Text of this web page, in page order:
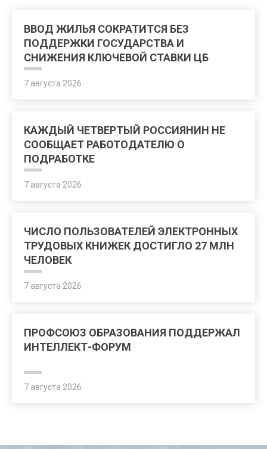
ВВОД ЖИЛЬЯ СОКРАТИТСЯ БЕЗ
ПОДДЕРЖКИ ГОСУДАРСТВА И
СНИЖЕНИЯ КЛЮЧЕВОЙ СТАВКИ ЦБ
7 августа 2026
КАЖДЫЙ ЧЕТВЕРТЫЙ РОССИЯНИН НЕ
СООБЩАЕТ РАБОТОДАТЕЛЮ О
ПОДРАБОТКЕ
7 августа 2026
ЧИСЛО ПОЛЬЗОВАТЕЛЕЙ ЭЛЕКТРОННЫХ
ТРУДОВЫХ КНИЖЕК ДОСТИГЛО 27 МЛН
ЧЕЛОВЕК
7 августа 2026
ПРОФСОЮЗ ОБРАЗОВАНИЯ ПОДДЕРЖАЛ
ИНТЕЛЛЕКТ-ФОРУМ
7 августа 2026